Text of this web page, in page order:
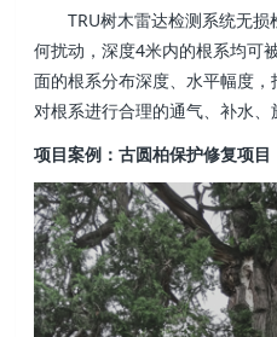
TRU树木雷达检测系统无损
何扰动，深度4米内的根系均可
面的根系分布深度、水平幅度
对根系进行合理的通气、补水
项目案例：古圆柏保护修复项目